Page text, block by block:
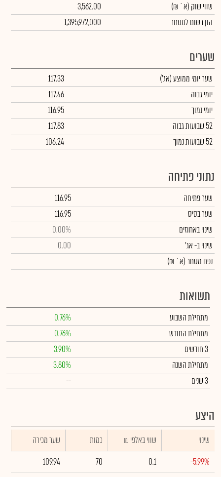
שווי שוק (א` ₪)
3,562.00
הון רשום למסחר
1,395,972,000
שערים
שער יומי ממוצע(אג')
117.33
יומי גבוה
117.46
יומי נמוך
116.95
52 שבועות גבוה
117.83
52 שבועות נמוך
106.24
נתוני פתיחה
שער פתיחה
116.95
שער בסיס
116.95
שינוי באחוזים
0.00%
שינויב- אג'
0.00
נפח מסחר(א` ₪)
תשואות
מתחילת השבוע
0.76%
מתחילת החודש
0.76%
3 חודשים
3.90%
מתחילת השנה
3.80%
3 שנים
--
היצע
שינוי ₪ שווי באלפי כמות
שער מכירה
-5.99%
0.1
70
109.94